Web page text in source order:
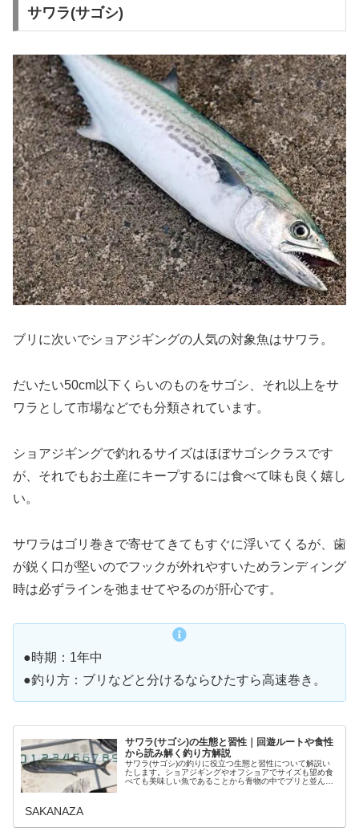
サワラ(サゴシ)
ブリに次いでショアジギングの人気の対象魚はサワラ。
だいたい50cm以下くらいのものをサゴシ、それ以上をサ
ワラとして市場などでも分類されています。
ショアジギングで釣れるサイズはほぼサゴシクラスです
が、それでもお土産にキープするには食べて味も良く嬉し
い。
サワラはゴリ巻きで寄せてきてもすぐに浮いてくるが、歯
が鋭く口が堅いのでフックが外れやすいためランディング
時は必ずラインを弛ませてやるのが肝心です。
●時期：1年中
●釣り方：ブリなどと分けるならひたすら高速巻き。
サワラ(サゴシ)の生態と習性｜回遊ルートや食性
から読み解く釣り方解説
サワラ(サゴシ)の釣りに役立つ生態と習性について解説い
たします。ショアジギングやオフショアでサイズも望め食
べても美味しい魚であることから青物の中でブリと並んで
SAKANAZA